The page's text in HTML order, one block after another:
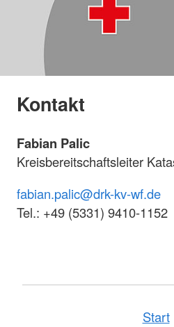
Kontakt
Fabian Palic
Kreisbereitschaftsleiter
fabian.palic@drk-kv-wf.de
Tel.: +49 (5331) 9410-1152
Start